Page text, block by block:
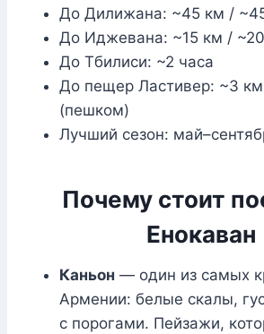
До Дилижана: ~45 км /
До Иджевана: ~15 км /
До Тбилиси: ~2 часа
До пещер Ластивер: ~3 км
(пешком)
Лучший сезон:
Почему стоит
Енокаван
Каньон — один из самых
Армении: белые скалы,
с порогами. Пейзажи,